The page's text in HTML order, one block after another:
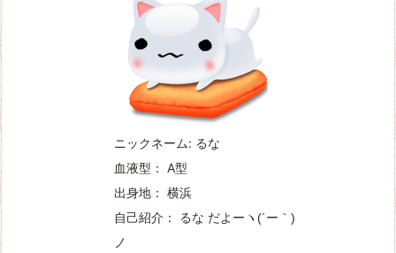
ニックネーム: るな
血液型： A型
出身地： 横浜
自己紹介： るな だよー ヽ(´ー｀)
ノ